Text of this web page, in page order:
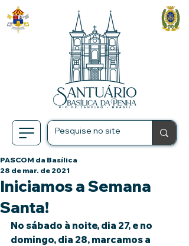
Iniciamos a Semana
Santa!
PASCOM da Basílica
28 de mar. de 2021
No sábado à noite, dia 27, e no
domingo, dia 28, marcamos a